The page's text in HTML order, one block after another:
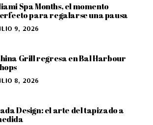
Spa Months, el momento
para regalarse una pausa
9, 2026
Grill regresa en Bal Harbour
8, 2026
Design: el arte del tapizado a